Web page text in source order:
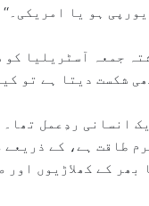
ہو یا امریکی۔‘‘
جمعہ آسٹریلیا
شکست دیتا ہے تو
انسانی ردِعمل
طاقت ہے، کے
بھر کے کھلاڑیوں